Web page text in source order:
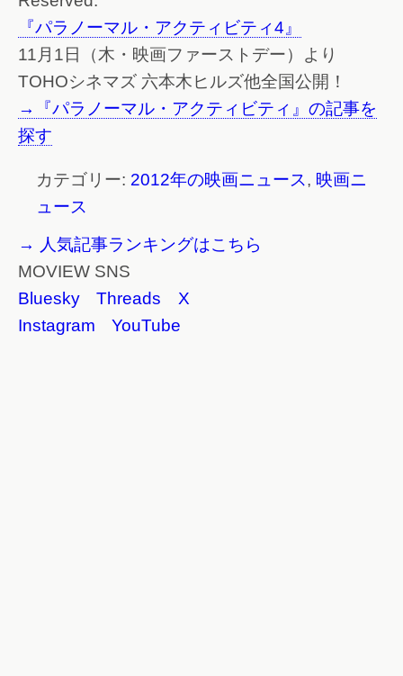
『パラノーマル・アクティビティ4』
11月1日（木・映画ファーストデー）より
TOHOシネマズ 六本木ヒルズ他全国公開！
→『パラノーマル・アクティビティ』の記事を
探す
カテゴリー: 2012年の映画ニュース, 映画ニ
ュース
→ 人気記事ランキングはこちら
MOVIEW SNS
Bluesky
Threads
X
Instagram
YouTube